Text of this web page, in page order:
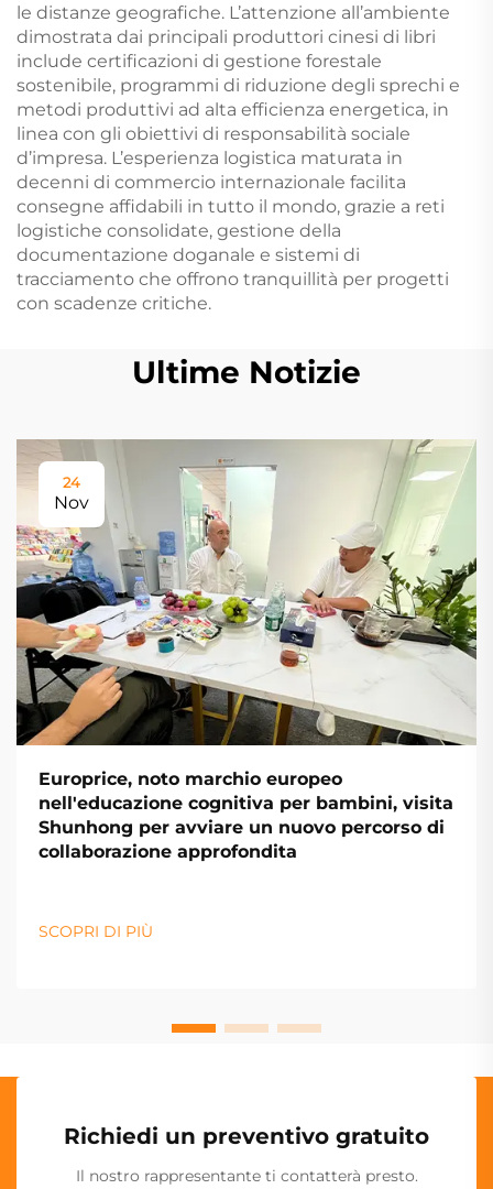
le distanze geografiche. L’attenzione all’ambiente
dimostrata dai principali produttori cinesi di libri
include certificazioni di gestione forestale
sostenibile, programmi di riduzione degli sprechi e
metodi produttivi ad alta efficienza energetica, in
linea con gli obiettivi di responsabilità sociale
d’impresa. L’esperienza logistica maturata in
decenni di commercio internazionale facilita
consegne affidabili in tutto il mondo, grazie a reti
logistiche consolidate, gestione della
documentazione doganale e sistemi di
tracciamento che offrono tranquillità per progetti
con scadenze critiche.
Ultime Notizie
24
Nov
Europrice, noto marchio europeo
nell'educazione cognitiva per bambini, visita
Shunhong per avviare un nuovo percorso di
collaborazione approfondita
SCOPRI DI PIÙ
Richiedi un preventivo gratuito
Il nostro rappresentante ti contatterà presto.